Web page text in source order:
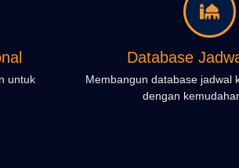
untuk
Database
Membangun database jadwal
dengan